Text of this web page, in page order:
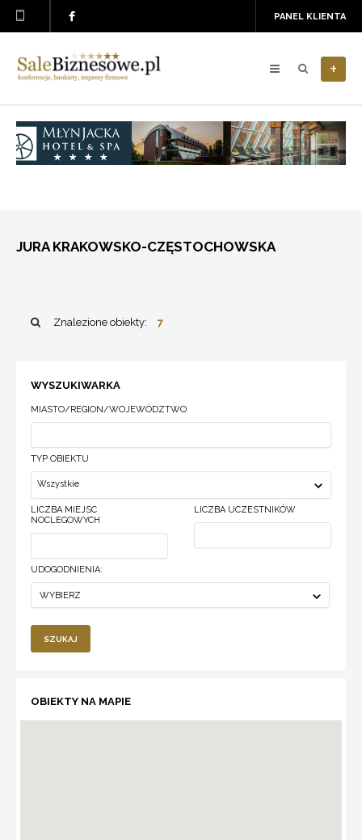
PANEL KLIENTA
+
JURA KRAKOWSKO-CZĘSTOCHOWSKA
Znalezione obiekty: 7
WYSZUKIWARKA
MIASTO/REGION/WOJEWÓDZTWO
TYP OBIEKTU
Wszystkie
LICZBA MIEJSC
NOCLEGOWYCH
LICZBA UCZESTNIKÓW
UDOGODNIENIA:
WYBIERZ
SZUKAJ
OBIEKTY NA MAPIE